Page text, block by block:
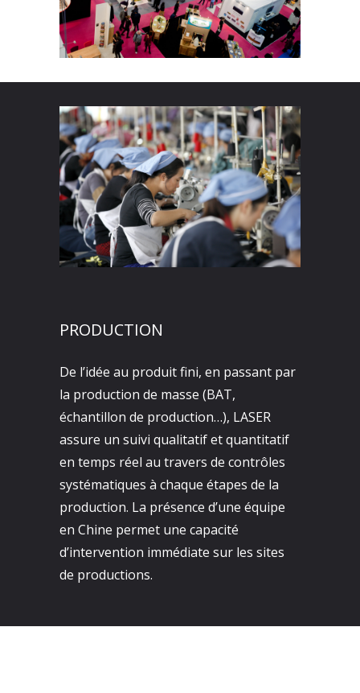
PRODUCTION
De l’idée au produit fini, en passant par
la production de masse (BAT,
échantillon de production…), LASER
assure un suivi qualitatif et quantitatif
en temps réel au travers de contrôles
systématiques à chaque étapes de la
production. La présence d’une équipe
en Chine permet une capacité
d’intervention immédiate sur les sites
de productions.